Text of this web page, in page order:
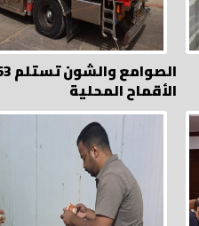
الأقماح المحلية